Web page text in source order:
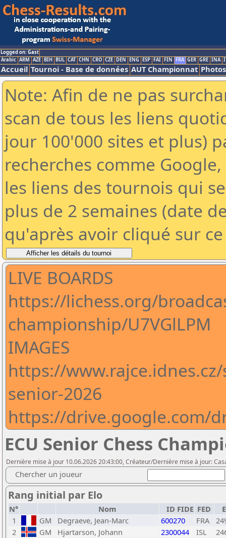
Logged on: Gast
Arabic ARM AZE BIH BUL CAT CHN CRO CZE DEN ENG ESP FAI FIN FRA GER GRE INA
Accueil Tournoi - Base de données AUT Championnat Photos
Note: Afin de ne pas
scan de tous les liens
jour 100'000 sites et plus)
recherches comme
les liens des tournois qui
plus de 2 semaines (date
qu'après avoir cliqué sur
LIVE BOARDS
https://lichess.org/
championship/U7VGlLPM
IMAGES
https://
senior-2026
https://drive.google.com/
ECU Senior Chess
Dernière mise à jour 10.06.2026 20:43:00, Créateur/Dernière mise à jour:
Chercher un joueur
Rang initial par Elo
N° Nom ID FIDE FED
1
GM Degraeve, Jean-Marc 600270 FRA
2
GM Hjartarson, Johann 2300044 ISL